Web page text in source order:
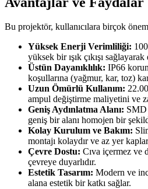
Bu projektör, kullanıcılara birçok
Yüksek Enerji Verimliliği:
yüksek bir ışık çıkışı
Üstün Dayanıklılık: IP66
koşullarına (yağmur, kar, toz)
Uzun Ömürlü Kullanım:
ampul değiştirme maliyetini ve
Geniş Aydınlatma Alanı: SMD
geniş bir alanı homojen bir
Kolay Kurulum ve Bakım:
montajı kolaydır ve az yer
Çevre Dostu: Cıva içermez ve
çevreye duyarlıdır.
Estetik Tasarım: Modern ve
alana estetik bir katkı sağlar.